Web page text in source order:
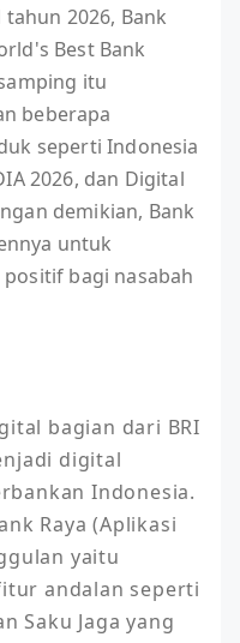
tahun 2026, Bank
Best Bank
itu
beberapa
seperti Indonesia
2026, dan Digital
demikian, Bank
untuk
bagi nasabah
bagian dari BRI
digital
Indonesia.
Raya (Aplikasi
yaitu
andalan seperti
Saku Jaga yang